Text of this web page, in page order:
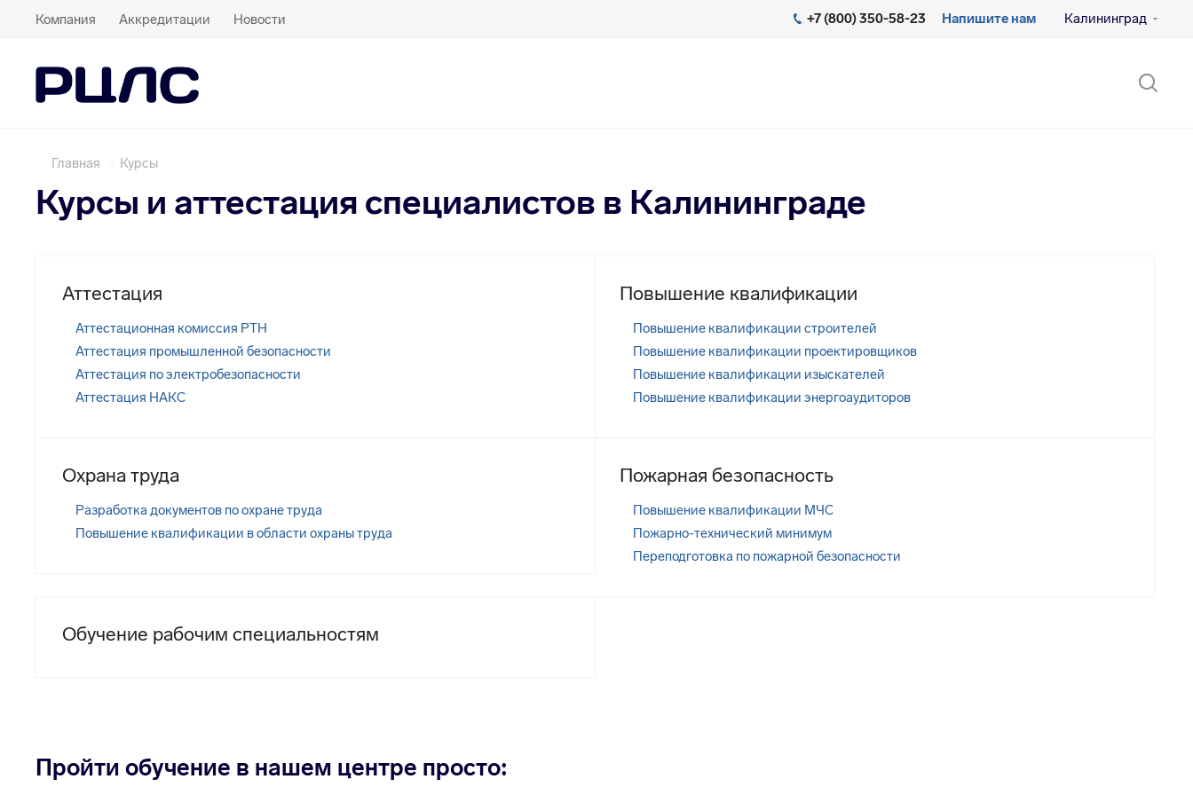
Компания Аккредитации Новости Калининград
+7 (800) 350-58-23 Напишите нам
Главная Курсы
Курсы и аттестация специалистов в Калининграде
Аттестация
Аттестационная комиссия РТН
Аттестация промышленной безопасности
Аттестация по электробезопасности
Аттестация НАКС
Повышение квалификации
Повышение квалификации строителей
Повышение квалификации проектировщиков
Повышение квалификации изыскателей
Повышение квалификации энергоаудиторов
Охрана труда
Разработка документов по охране труда
Повышение квалификации в области охраны труда
Пожарная безопасность
Повышение квалификации МЧС
Пожарно-технический минимум
Переподготовка по пожарной безопасности
Обучение рабочим специальностям
Пройти обучение в нашем центре просто: